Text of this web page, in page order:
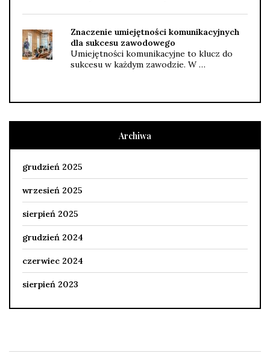
Znaczenie umiejętności komunikacyjnych
dla sukcesu zawodowego
Umiejętności komunikacyjne to klucz do
sukcesu w każdym zawodzie. W …
Archiwa
grudzień 2025
wrzesień 2025
sierpień 2025
grudzień 2024
czerwiec 2024
sierpień 2023